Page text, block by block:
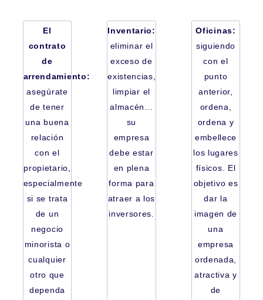
El
contrato
de
arrendamiento:
asegúrate
de tener
una buena
relación
con el
propietario,
especialmente
si se trata
de un
negocio
minorista o
cualquier
otro que
dependa
Inventario:
eliminar el
exceso de
existencias,
limpiar el
almacén…
su
empresa
debe estar
en plena
forma para
atraer a los
inversores.
Oficinas:
siguiendo
con el
punto
anterior,
ordena,
ordena y
embellece
los lugares
físicos. El
objetivo es
dar la
imagen de
una
empresa
ordenada,
atractiva y
de